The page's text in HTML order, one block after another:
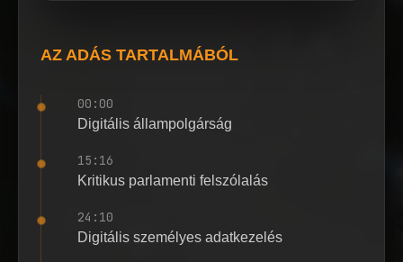
AZ ADÁS TARTALMÁBÓL
00:00
Digitális állampolgárság
15:16
Kritikus parlamenti felszólalás
24:10
Digitális személyes adatkezelés